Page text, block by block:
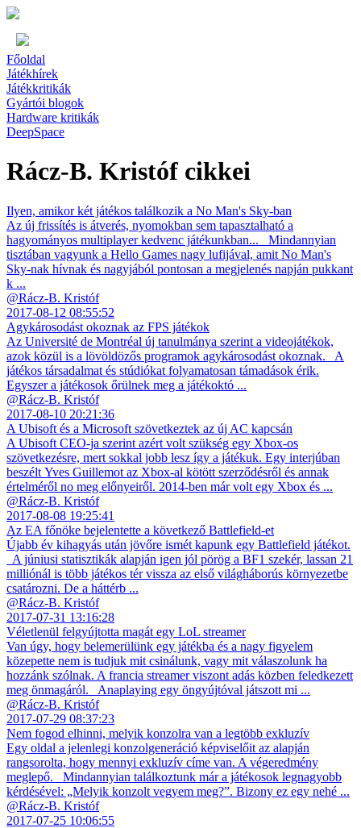
Főoldal
Játékhírek
Játékkritikák
Gyártói blogok
Hardware kritikák
DeepSpace
Rácz-B. Kristóf cikkei
Ilyen, amikor két játékos találkozik a No Man's Sky-ban
Az új frissítés is átverés, nyomokban sem tapasztalható a
hagyományos multiplayer kedvenc játékunkban... Mindannyian
tisztában vagyunk a Hello Games nagy lufijával, amit No Man's
Sky-nak hívnak és nagyjából pontosan a megjelenés napján pukkant
k ...
@Rácz-B. Kristóf
2017-08-12 08:55:52
Agykárosodást okoznak az FPS játékok
Az Université de Montréal új tanulmánya szerint a videojátékok,
azok közül is a lövöldözős programok agykárosodást okoznak. A
játékos társadalmat és stúdiókat folyamatosan támadások érik.
Egyszer a játékosok őrülnek meg a játékoktó ...
@Rácz-B. Kristóf
2017-08-10 20:21:36
A Ubisoft és a Microsoft szövetkeztek az új AC kapcsán
A Ubisoft CEO-ja szerint azért volt szükség egy Xbox-os
szövetkezésre, mert sokkal jobb lesz így a játékuk. Egy interjúban
beszélt Yves Guillemot az Xbox-al kötött szerződésről és annak
értelméről no meg előnyeiről. 2014-ben már volt egy Xbox és ...
@Rácz-B. Kristóf
2017-08-08 19:25:41
Az EA főnöke bejelentette a következő Battlefield-et
Újabb év kihagyás után jövőre ismét kapunk egy Battlefield játékot.
A júniusi statisztikák alapján igen jól pörög a BF1 szekér, lassan 21
milliónál is több játékos tér vissza az első világháborús környezetbe
csatározni. De a háttérb ...
@Rácz-B. Kristóf
2017-07-31 13:16:28
Véletlenül felgyújtotta magát egy LoL streamer
Van úgy, hogy belemerülünk egy játékba és a nagy figyelem
közepette nem is tudjuk mit csinálunk, vagy mit válaszolunk ha
hozzánk szólnak. A francia streamer viszont adás közben feledkezett
meg önmagáról. Anaplaying egy öngyújtóval játszott mi ...
@Rácz-B. Kristóf
2017-07-29 08:37:23
Nem fogod elhinni, melyik konzolra van a legtöbb exkluzív
Egy oldal a jelenlegi konzolgeneráció képviselőit az alapján
rangsorolta, hogy mennyi exkluzív címe van. A végeredmény
meglepő. Mindannyian találkoztunk már a játékosok legnagyobb
kérdésével: „Melyik konzolt vegyem meg?”. Bizony ez egy nehé ...
@Rácz-B. Kristóf
2017-07-25 10:06:55